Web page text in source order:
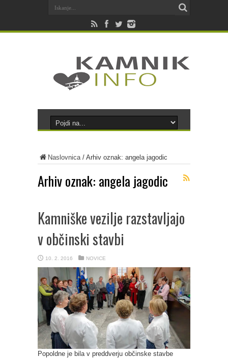
Naslovnica/ Arhiv oznak: angela jagodic
Arhiv oznak: angela jagodic
Kamniške vezilje razstavljajo
v občinski stavbi
10. 2. 2016 NOVICE
Popoldne je bila v preddverju občinske stavbe